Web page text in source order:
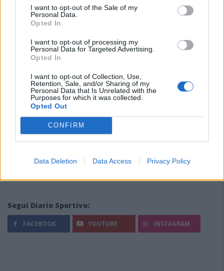
I want to opt-out of the Sale of my
Personal Data.
Opted In
I want to opt-out of processing my
Personal Data for Targeted Advertising.
Opted In
I want to opt-out of Collection, Use,
Retention, Sale, and/or Sharing of my
Personal Data that Is Unrelated with the
Purposes for which it was collected.
Opted Out
CONFIRM
Data Deletion Data Access Privacy Policy
Macomer
5 Ago 2026
Segui Diario Sportivo:
FACEBOOK YOUTUBE INSTAGRAM